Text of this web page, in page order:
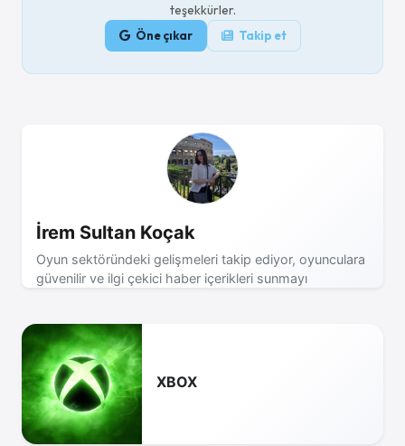
teşekkürler.
Öne çıkar Takip et
İrem Sultan Koçak
Oyun sektöründeki gelişmeleri takip ediyor, oyunculara
güvenilir ve ilgi çekici haber içerikleri sunmayı
XBOX